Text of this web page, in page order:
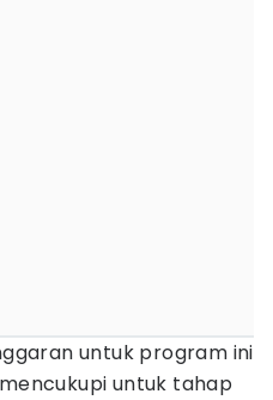
untuk program ini
untuk tahap